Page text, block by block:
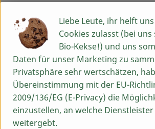
SONETT gehört zu den Pionieren
ökologischer Wasch-und
Reinigungsmittel und wurde 1977
gegründet, parallel zu der ganz neu
aufkommenden Naturkostbewegung.
Der ursprüngliche Anstoß für die
Entwicklung der SONETT Wasch- und
Reinigungsmittel geht jedoch noch
Liebe Leute, ihr helft
Cookies zulasst (bei
Bio-Kekse!) und uns
Daten für unser Marketing zu
Privatsphäre sehr wertschätzen,
Übereinstimmung mit der EU-
2009/136/EG (E-Privacy) die
einzustellen, an welche
weitergebt.